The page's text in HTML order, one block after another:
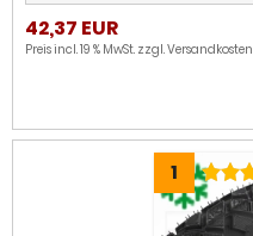
42,37 EUR
Preis incl. 19 % MwSt. zzgl.Versandkosten
1